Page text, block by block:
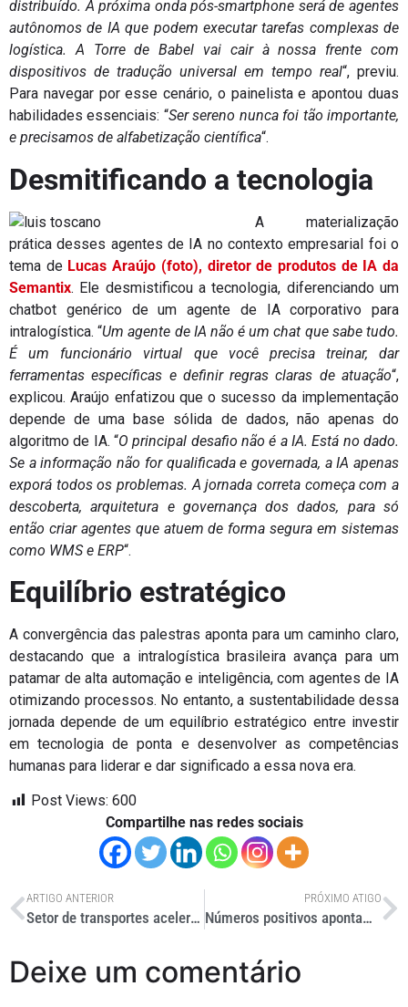
distribuído. A próxima onda pós-smartphone será de agentes
autônomos de IA que podem executar tarefas complexas de
logística. A Torre de Babel vai cair à nossa frente com
dispositivos de tradução universal em tempo real“, previu.
Para navegar por esse cenário, o painelista e apontou duas
habilidades essenciais: “Ser sereno nunca foi tão importante,
e precisamos de alfabetização científica“.
Desmitificando a tecnologia
A materialização
prática desses agentes de IA no contexto empresarial foi o
tema de Lucas Araújo (foto), diretor de produtos de IA da
Semantix. Ele desmistificou a tecnologia, diferenciando um
chatbot genérico de um agente de IA corporativo para
intralogística. “Um agente de IA não é um chat que sabe tudo.
É um funcionário virtual que você precisa treinar, dar
ferramentas específicas e definir regras claras de atuação“,
explicou. Araújo enfatizou que o sucesso da implementação
depende de uma base sólida de dados, não apenas do
algoritmo de IA. “O principal desafio não é a IA. Está no dado.
Se a informação não for qualificada e governada, a IA apenas
exporá todos os problemas. A jornada correta começa com a
descoberta, arquitetura e governança dos dados, para só
então criar agentes que atuem de forma segura em sistemas
como WMS e ERP“.
Equilíbrio estratégico
A convergência das palestras aponta para um caminho claro,
destacando que a intralogística brasileira avança para um
patamar de alta automação e inteligência, com agentes de IA
otimizando processos. No entanto, a sustentabilidade dessa
jornada depende de um equilíbrio estratégico entre investir
em tecnologia de ponta e desenvolver as competências
humanas para liderar e dar significado a essa nova era.
Post Views: 600
Compartilhe nas redes sociais
ARTIGO ANTERIOR
Setor de transportes acelera na rota ESG em premiação
PRÓXIMO ATIGO
Números positivos apontam tendência em consórcio para pesados
Deixe um comentário